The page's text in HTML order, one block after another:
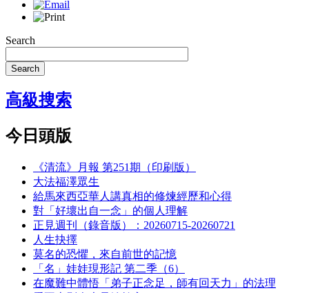
Search
Search
高級搜索
今日頭版
《清流》月報 第251期（印刷版）
大法福澤眾生
給馬來西亞華人講真相的修煉經歷和心得
對「好壞出自一念」的個人理解
正見週刊（錄音版）：20260715-20260721
人生抉擇
莫名的恐懼，來自前世的記憶
「名」娃娃現形記 第二季（6）
在魔難中體悟「弟子正念足，師有回天力」的法理